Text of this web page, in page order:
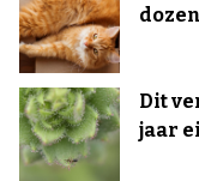
Dit
jaar